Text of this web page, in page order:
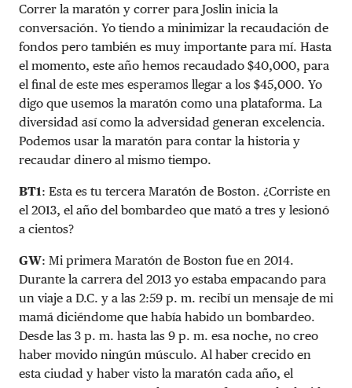
Correr la maratón y correr para Joslin inicia la
conversación. Yo tiendo a minimizar la recaudación de
fondos pero también es muy importante para mí. Hasta
el momento, este año hemos recaudado $40,000, para
el final de este mes esperamos llegar a los $45,000. Yo
digo que usemos la maratón como una plataforma. La
diversidad así como la adversidad generan excelencia.
Podemos usar la maratón para contar la historia y
recaudar dinero al mismo tiempo.
BT1: Esta es tu tercera Maratón de Boston. ¿Corriste en
el 2013, el año del bombardeo que mató a tres y lesionó
a cientos?
GW: Mi primera Maratón de Boston fue en 2014.
Durante la carrera del 2013 yo estaba empacando para
un viaje a D.C. y a las 2:59 p. m. recibí un mensaje de mi
mamá diciéndome que había habido un bombardeo.
Desde las 3 p. m. hasta las 9 p. m. esa noche, no creo
haber movido ningún músculo. Al haber crecido en
esta ciudad y haber visto la maratón cada año, el